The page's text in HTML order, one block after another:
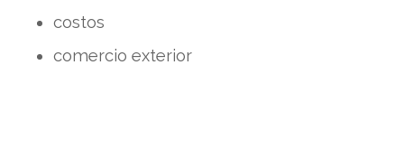
costos
comercio exterior